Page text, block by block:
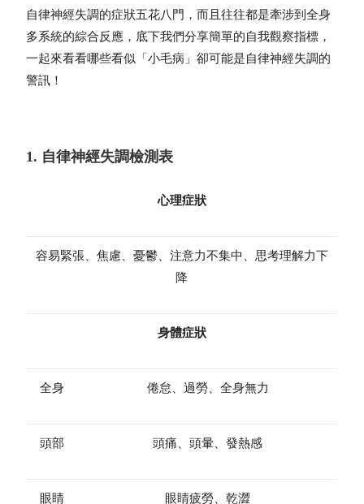
自律神經失調的症狀五花八門，而且往往都是牽涉到全身
多系統的綜合反應，底下我們分享簡單的自我觀察指標，
一起來看看哪些看似「小毛病」卻可能是自律神經失調的
警訊！
1. 自律神經失調檢測表
心理症狀
容易緊張、焦慮、憂鬱、注意力不集中、思考理解力下
降
身體症狀
全身 倦怠、過勞、全身無力
頭部 頭痛、頭暈、發熱感
眼睛 眼睛疲勞、乾澀